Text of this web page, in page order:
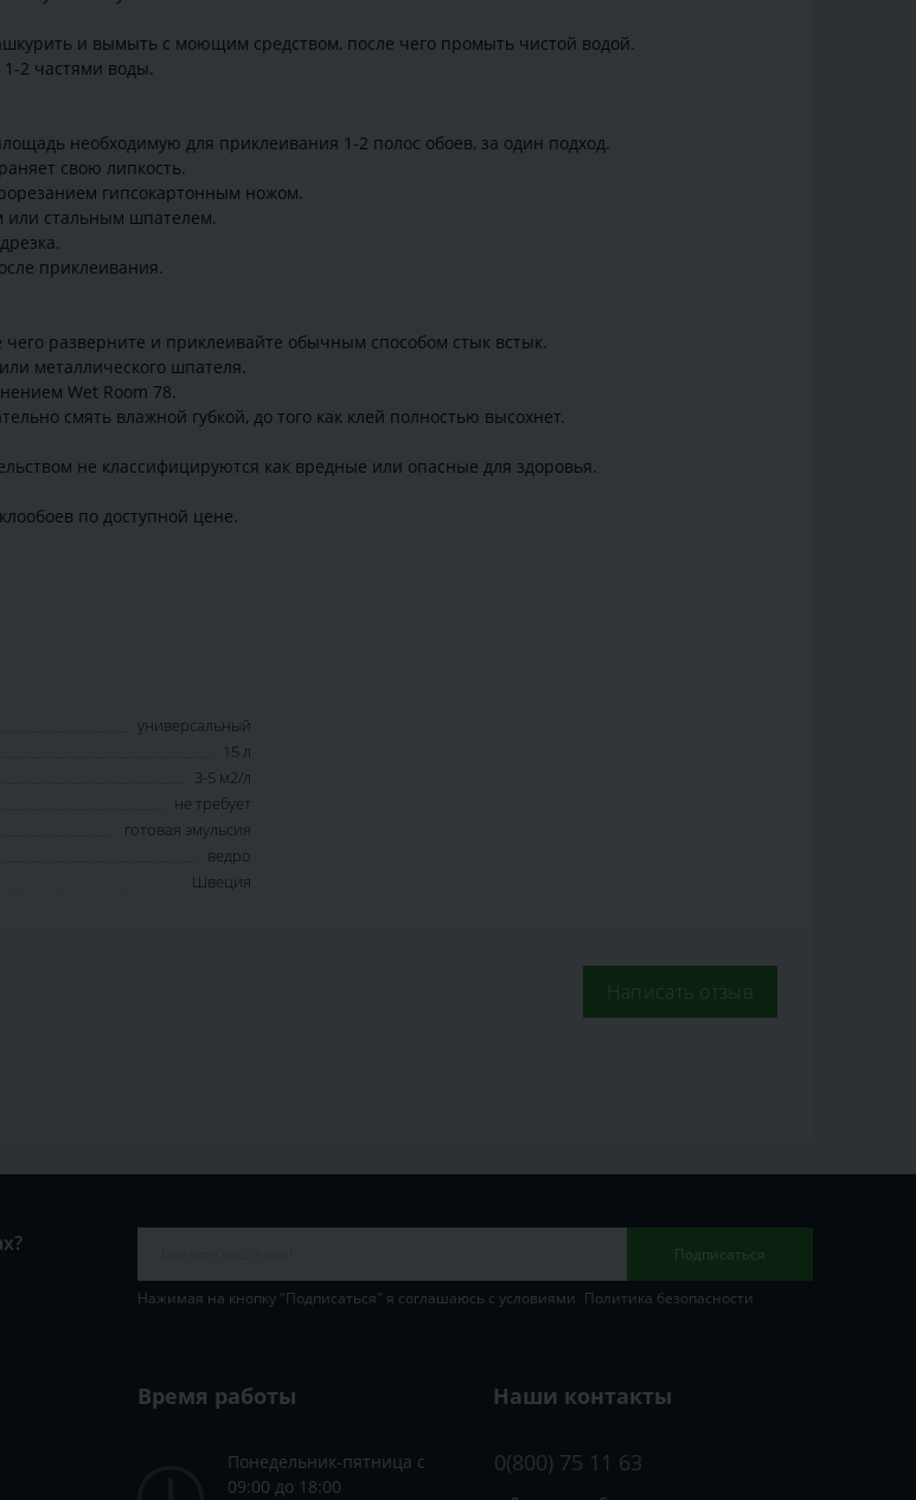
и вымыть с моющим средством, после чего промыть чистой водой.
2 частями воды.
необходимую для приклеивания 1-2 полос обоев, за один подход.
свою липкость.
гипсокартонным ножом.
или стальным шпателем.
приклеивания.
разверните и приклеивайте обычным способом стык встык.
металлического шпателя.
Wet Room 78.
смять влажной губкой, до того как клей полностью высохнет.
не классифицируются как вредные или опасные для здоровья.
по доступной цене.
универсальный
15 л
3-5 м2/л
не требует
готовая эмульсия
ведро
Швеция
Написать отзыв
Подписаться
Нажимая на кнопку "Подписаться" я соглашаюсь с условиями Политика безопасности
Время работы
Понедельник-пятница с
09:00 до 18:00
Наши контакты
0(800) 75 11 63